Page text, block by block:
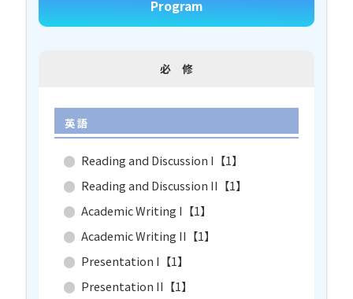
Program
必 修
英 語
Reading and Discussion I【1】
Reading and Discussion II【1】
Academic Writing I【1】
Academic Writing II【1】
Presentation I【1】
Presentation II【1】